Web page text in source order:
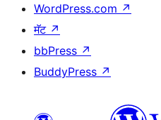
WordPress.com ↗
मॅट ↗
bbPress ↗
BuddyPress ↗